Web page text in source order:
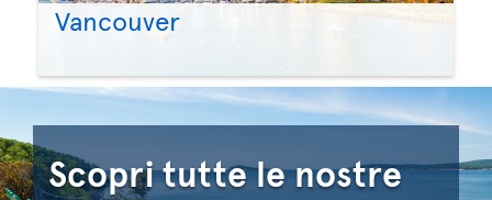
Vancouver
Scopri tutte le nostre